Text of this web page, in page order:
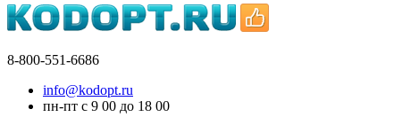
8-800-551-6686
info@kodopt.ru
пн-пт с 9 00 до 18 00